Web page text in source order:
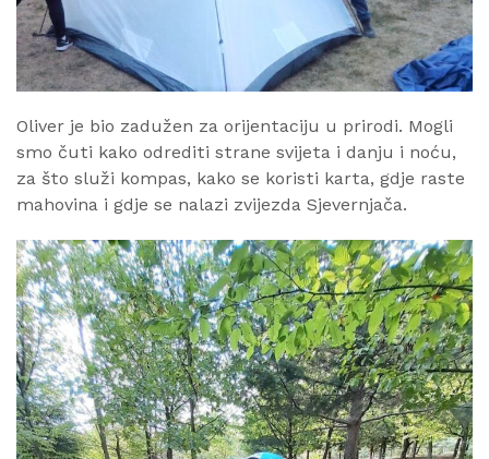
Oliver je bio zadužen za orijentaciju u prirodi. Mogli
smo čuti kako odrediti strane svijeta i danju i noću,
za što služi kompas, kako se koristi karta, gdje raste
mahovina i gdje se nalazi zvijezda Sjevernjača.